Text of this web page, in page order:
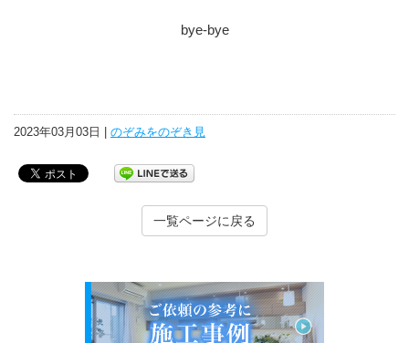
bye-bye
2023年03月03日 | のぞみをのぞき見
一覧ページに戻る